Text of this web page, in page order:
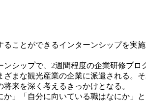
ことができるインターンシップを実
ップで、2週間程度の企業研修プロ
まな観光産業の企業に派遣される。
来を深く考えるきっかけとなる。
」「自分に向いている職はなにか」